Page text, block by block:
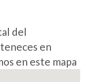
del
en
en este mapa